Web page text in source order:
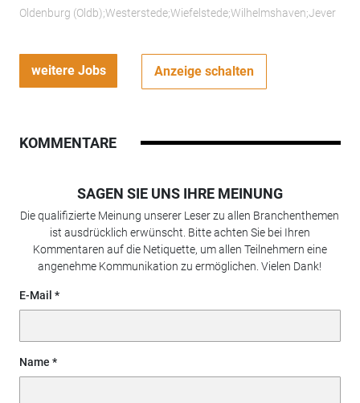
Oldenburg (Oldb);Westerstede;Wiefelstede;Wilhelmshaven;Jever
weitere Jobs Anzeige schalten
KOMMENTARE
SAGEN SIE UNS IHRE MEINUNG
Die qualifizierte Meinung unserer Leser zu allen Branchenthemen
ist ausdrücklich erwünscht. Bitte achten Sie bei Ihren
Kommentaren auf die Netiquette, um allen Teilnehmern eine
angenehme Kommunikation zu ermöglichen. Vielen Dank!
E-Mail
Name